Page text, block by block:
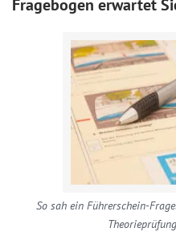
Fragebogen erwartet
So sah ein Führerschein-